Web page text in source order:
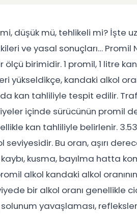
düşük mü, tehlikeli mi? İşte
ve yasal sonuçları… Promil
birimidir. 1 promil, 1 litre
yükseldikçe, kandaki alkol
kan tahliliyle tespit edilir.
içinde sürücünün promil
kan tahliliyle belirlenir.
Bu oran, aşırı
kusma, bayılma hatta
alkol kandaki alkol
bir alkol oranı genellikle
yavaşlaması,